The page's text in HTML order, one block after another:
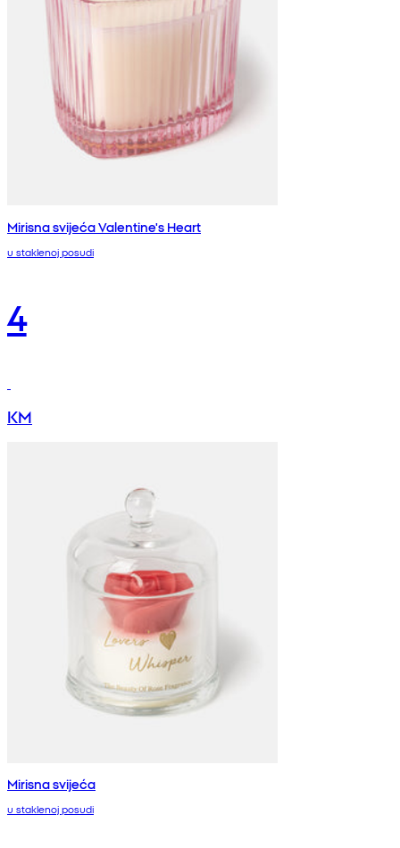
Mirisna svijeća Valentine's Heart
u staklenoj posudi
4
KM
Mirisna svijeća
u staklenoj posudi